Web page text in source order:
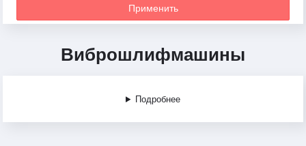
Применить
Виброшлифмашины
Подробнее